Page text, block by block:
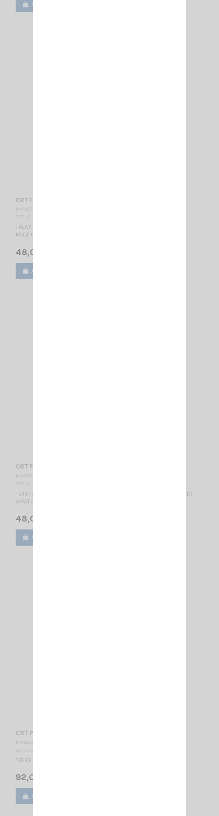
Ajouter au panier
CRT FP 00 JAUNE
PM 000775
CRT - SUPERSTAR
TALKY WALKY RADIO AMATEUR BIBANDE - AFFICHEUR BLEU
MULTICOULEURS
48,00 €
Ajouter au panier
CRT FP 00 CAMO
PM 000778
CRT - SUPERSTAR
- DISPONIBLE - *** COULEUR CAMOUFLAGE *** TALKY WALKY RADIO
AMATEUR BIBANDE - AFFICHEUR BLEU MULTICOULEURS
48,00 €
Ajouter au panier
CRT P2N2 HAM
PM 000915
CRT - SUPERSTAR
TALKY WALKY RADIO AMATEUR VHF
92,00 €
Ajouter au panier